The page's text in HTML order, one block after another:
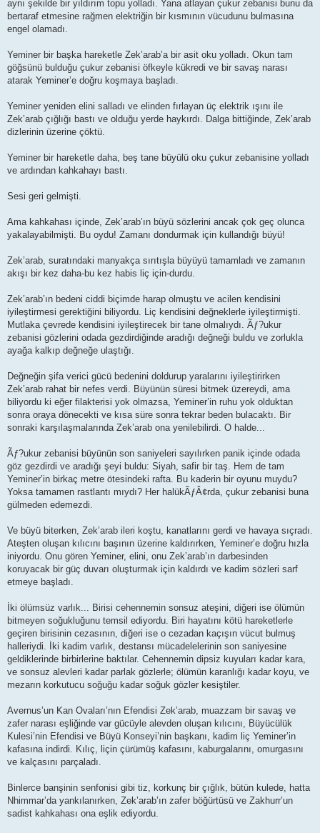
aynı şekilde bir yıldırım topu yolladı. Yana atlayan çukur zebanisi bunu da
bertaraf etmesine rağmen elektriğin bir kısmının vücudunu bulmasına
engel olamadı.
Yeminer bir başka hareketle Zek’arab’a bir asit oku yolladı. Okun tam
göğsünü bulduğu çukur zebanisi öfkeyle kükredi ve bir savaş narası
atarak Yeminer’e doğru koşmaya başladı.
Yeminer yeniden elini salladı ve elinden fırlayan üç elektrik ışını ile
Zek’arab çığlığı bastı ve olduğu yerde haykırdı. Dalga bittiğinde, Zek’arab
dizlerinin üzerine çöktü.
Yeminer bir hareketle daha, beş tane büyülü oku çukur zebanisine yolladı
ve ardından kahkahayı bastı.
Sesi geri gelmişti.
Ama kahkahası içinde, Zek’arab’ın büyü sözlerini ancak çok geç olunca
yakalayabilmişti. Bu oydu! Zamanı dondurmak için kullandığı büyü!
Zek’arab, suratındaki manyakça sırıtışla büyüyü tamamladı ve zamanın
akışı bir kez daha-bu kez habis liç için-durdu.
Zek’arab’ın bedeni ciddi biçimde harap olmuştu ve acilen kendisini
iyileştirmesi gerektiğini biliyordu. Liç kendisini değneklerle iyileştirmişti.
Mutlaka çevrede kendisini iyileştirecek bir tane olmalıydı. Ãƒ?ukur
zebanisi gözlerini odada gezdirdiğinde aradığı değneği buldu ve zorlukla
ayağa kalkıp değneğe ulaştığı.
Değneğin şifa verici gücü bedenini doldurup yaralarını iyileştirirken
Zek’arab rahat bir nefes verdi. Büyünün süresi bitmek üzereydi, ama
biliyordu ki eğer filakterisi yok olmazsa, Yeminer’in ruhu yok olduktan
sonra oraya dönecekti ve kısa süre sonra tekrar beden bulacaktı. Bir
sonraki karşılaşmalarında Zek’arab ona yenilebilirdi. O halde...
Ãƒ?ukur zebanisi büyünün son saniyeleri sayılırken panik içinde odada
göz gezdirdi ve aradığı şeyi buldu: Siyah, safir bir taş. Hem de tam
Yeminer’in birkaç metre ötesindeki rafta. Bu kaderin bir oyunu muydu?
Yoksa tamamen rastlantı mıydı? Her halükÃƒÂ¢rda, çukur zebanisi buna
gülmeden edemezdi.
Ve büyü biterken, Zek’arab ileri koştu, kanatlarını gerdi ve havaya sıçradı.
Ateşten oluşan kılıcını başının üzerine kaldırırken, Yeminer’e doğru hızla
iniyordu. Onu gören Yeminer, elini, onu Zek’arab’ın darbesinden
koruyacak bir güç duvarı oluşturmak için kaldırdı ve kadim sözleri sarf
etmeye başladı.
İki ölümsüz varlık... Birisi cehennemin sonsuz ateşini, diğeri ise ölümün
bitmeyen soğukluğunu temsil ediyordu. Biri hayatını kötü hareketlerle
geçiren birisinin cezasının, diğeri ise o cezadan kaçışın vücut bulmuş
halleriydi. İki kadim varlık, destansı mücadelelerinin son saniyesine
geldiklerinde birbirlerine baktılar. Cehennemin dipsiz kuyuları kadar kara,
ve sonsuz alevleri kadar parlak gözlerle; ölümün karanlığı kadar koyu, ve
mezarın korkutucu soğuğu kadar soğuk gözler kesiştiler.
Avernus’un Kan Ovaları’nın Efendisi Zek’arab, muazzam bir savaş ve
zafer narası eşliğinde var gücüyle alevden oluşan kılıcını, Büyücülük
Kulesi’nin Efendisi ve Büyü Konseyi’nin başkanı, kadim liç Yeminer’in
kafasına indirdi. Kılıç, liçin çürümüş kafasını, kaburgalarını, omurgasını
ve kalçasını parçaladı.
Binlerce banşinin senfonisi gibi tiz, korkunç bir çığlık, bütün kulede, hatta
Nhimmar’da yankılanırken, Zek’arab’ın zafer böğürtüsü ve Zakhurr’un
sadist kahkahası ona eşlik ediyordu.